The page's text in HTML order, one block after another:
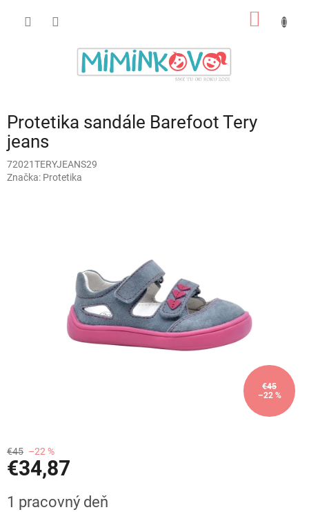
Protetika sandále Barefoot Tery
jeans
72021TERYJEANS29
Značka: Protetika
€45
–22 %
€45 –22 %
€34,87
cena:
1 pracovný deň